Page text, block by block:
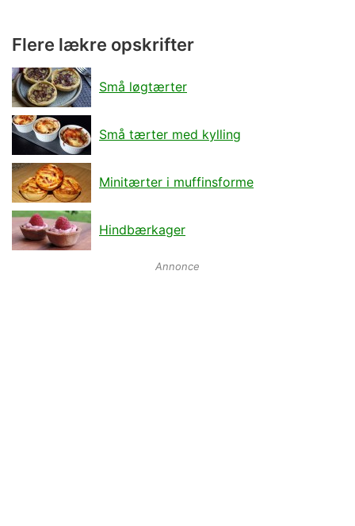
Flere lækre opskrifter
Små løgtærter
Små tærter med kylling
Minitærter i muffinsforme
Hindbærkager
Annonce